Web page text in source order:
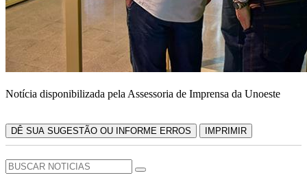
Notícia disponibilizada pela Assessoria de Imprensa da Unoeste
DÊ SUA SUGESTÃO OU INFORME ERROS IMPRIMIR